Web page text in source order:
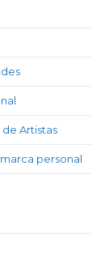
Artistas
personal